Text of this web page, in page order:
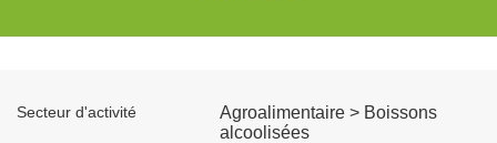
Secteur d'activité
Agroalimentaire > Boissons
alcoolisées